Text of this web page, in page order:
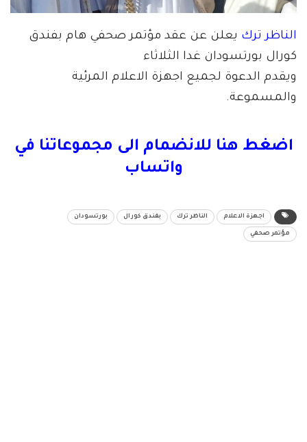
الناظر ترك يعلن عن عقد مؤتمر صحفي هام بفندق
كورال بورتسودان غدا الثلاثاء
ويقدم الدعوة لجميع اجهزة الاعلام المرئية
والمسموعة.
اضغط هنا للانضمام الى مجموعاتنا في
واتساب
اجهزة الاعلام الناظر ترك بفندق كورال بورتسودان
مؤتمر صحفي